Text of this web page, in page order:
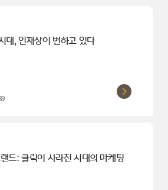
대, 인재상이 변하고 있다
드: 클릭이 사라진 시대의 마케팅